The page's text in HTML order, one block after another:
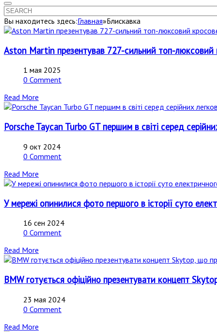
Вы находитесь здесь:Главная»Блискавка
Aston Martin презентував 727-сильний топ-люксовий
1 мая 2025
0 Comment
Read More
Porsche Taycan Turbo GT першим в світі серед
9 окт 2024
0 Comment
Read More
У мережі опинилися фото першого в історії суто
16 сен 2024
0 Comment
Read More
BMW готується офіційно презентувати концепт
23 мая 2024
0 Comment
Read More